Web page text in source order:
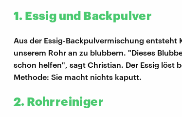
1. Essig und Backpulver
Aus der Essig-Backpulvermischung
unserem Rohr an zu blubbern. "Dieses
schon helfen", sagt Christian. Der Essig löst
Methode: Sie macht nichts kaputt.
2. Rohrreiniger